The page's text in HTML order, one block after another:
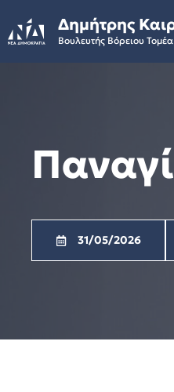
to
content
Δημήτρης
Βουλευτής Βόρειου
31/05/2026